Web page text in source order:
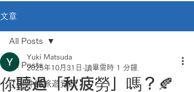
文章
All Posts
🇹🇼沖繩旅遊資訊
All Posts
你聽過「秋疲勞」嗎？🍂
Yuki Matsuda
2025年10月31日 讀畢需時 1 分鐘